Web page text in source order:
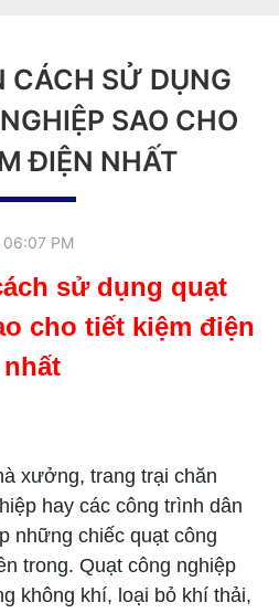
CÁCH SỬ DỤNG
SAO CHO
ĐIỆN NHẤT
PM
sử dụng quạt
cho tiết kiệm điện
nhất
trang trại chăn
hay các công trình dân
những chiếc quạt công
trong. Quạt công nghiệp
không khí, loại bỏ khí thải,